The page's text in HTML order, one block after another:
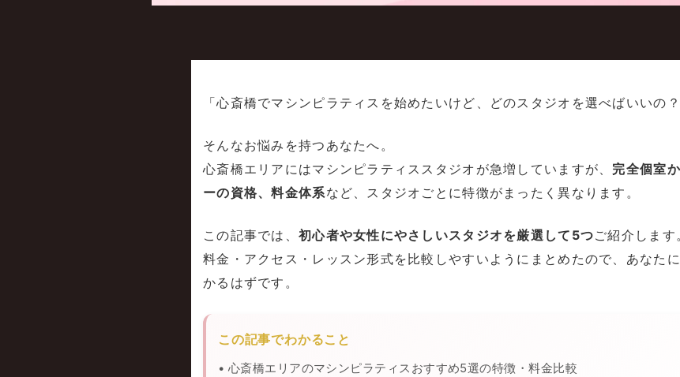
「心斎橋でマシンピラティスを始めたいけど、どのスタジオを選べばいいの？
そんなお悩みを持つあなたへ。
心斎橋エリアにはマシンピラティススタジオが急増していますが、 完全個室
ーの資格、料金体系など、スタジオごとに特徴がまったく異なります。
この記事では、 初心者や女性にやさしいスタジオを厳選して5つご紹介します
料金・アクセス・レッスン形式を比較しやすいようにまとめたので、あなた
かるはずです。
この記事でわかること
• 心斎橋エリアのマシンピラティスおすすめ5選の特徴・料金比較